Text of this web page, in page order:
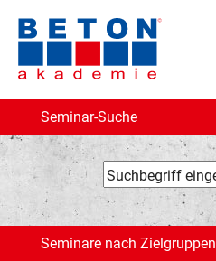
Seminar-Suche
Seminare nach Zielgruppen